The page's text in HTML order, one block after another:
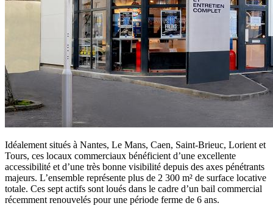
Idéalement situés à Nantes, Le Mans, Caen, Saint-Brieuc, Lorient et
Tours, ces locaux commerciaux bénéficient d’une excellente
accessibilité et d’une très bonne visibilité depuis des axes pénétrants
majeurs. L’ensemble représente plus de 2 300 m² de surface locative
totale. Ces sept actifs sont loués dans le cadre d’un bail commercial
récemment renouvelés pour une période ferme de 6 ans.